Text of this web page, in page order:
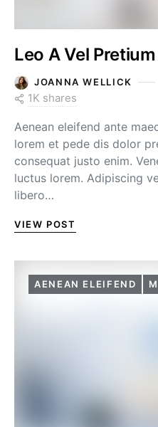
Leo A Vel
JOANNA WELLICK
1K shares
Aenean eleifend ante
lorem et pede dis dolor
consequat justo enim.
luctus lorem. Adipiscing
libero…
VIEW POST
AENEAN ELEIFEND